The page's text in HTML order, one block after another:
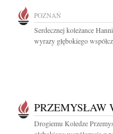
POZNAŃ
Serdecznej koleżance
wyrazy głębokiego
PRZEMYSŁAW
Drogiemu Koledze